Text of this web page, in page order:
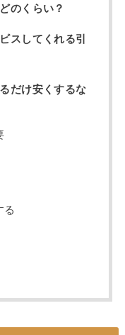
のくらい？
スしてくれる引
だけ安くするな
る